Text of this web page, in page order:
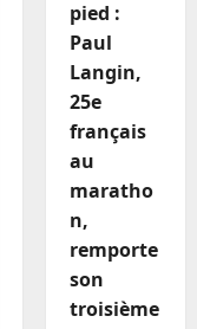
pied :
Paul
Langin,
25e
français
au
maratho
n,
remporte
son
troisième